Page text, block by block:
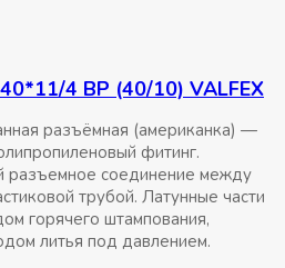
4 ВР (40/10) VALFEX
разъёмная (американка) —
фитинг.
разъемное соединение между
трубой. Латунные части
горячего штампования,
литья под давлением.